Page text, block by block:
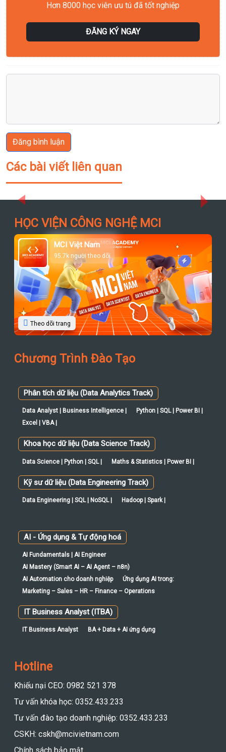
Hơn 8000 học viên ưu tú đã tốt nghiệp
ĐĂNG KÝ NGAY
Đăng bình luận
Các bài viết liên quan
Previous
HỌC VIỆN CÔNG NGHỆ MCI
MCI Việt Nam
95.7k người theo dõi
Theo dõi trang
Chương Trình Đào Tạo
Phân tích dữ liệu (Data Analytics Track)
Data Analyst | Business Intelligence |
Python | SQL | Power BI |
Excel | VBA |
Khoa học dữ liệu (Data Science Track)
Data Science | Python | SQL | Maths & Statistics | Power BI |
Kỹ sư dữ liệu (Data Engineering Track)
Data Engineering | SQL | NoSQL | Hadoop | Spark |
AI - Ứng dụng & Tự động hoá
AI Fundamentals | AI Engineer
AI Mastery (Smart AI – AI Agent – n8n)
AI Automation cho doanh nghiệp
Ứng dụng AI trong:
Marketing – Sales – HR – Finance – Operations
IT Business Analyst (ITBA)
IT Business Analyst BA + Data + AI ứng dụng
Hotline
Khiếu nại CEO: 0982 521 378
Tư vấn khóa học: 0352.433.233
Tư vấn đào tạo doanh nghiệp: 0352.433.233
CSKH: cskh@mcivietnam.com